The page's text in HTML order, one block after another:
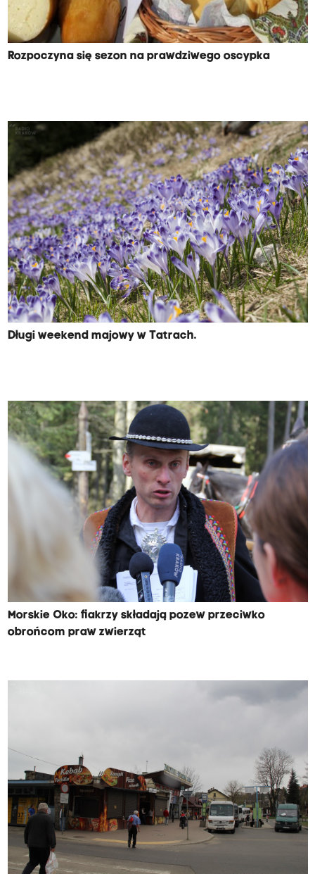
Rozpoczyna się sezon na prawdziwego oscypka
Długi weekend majowy w Tatrach.
Morskie Oko: fiakrzy składają pozew przeciwko
obrońcom praw zwierząt